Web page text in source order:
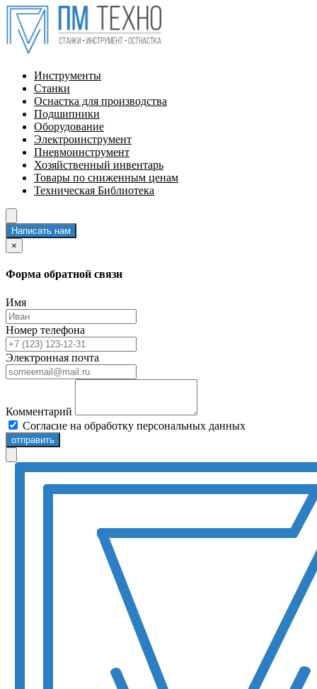
Инструменты
Станки
Оснастка для производства
Подшипники
Оборудование
Электроинструмент
Пневмоинструмент
Хозяйственный инвентарь
Товары по сниженным ценам
Техническая Библиотека
Написать нам
×
Форма обратной связи
Имя
Номер телефона
Электронная почта
Комментарий
Согласие на обработку персональных данных
отправить